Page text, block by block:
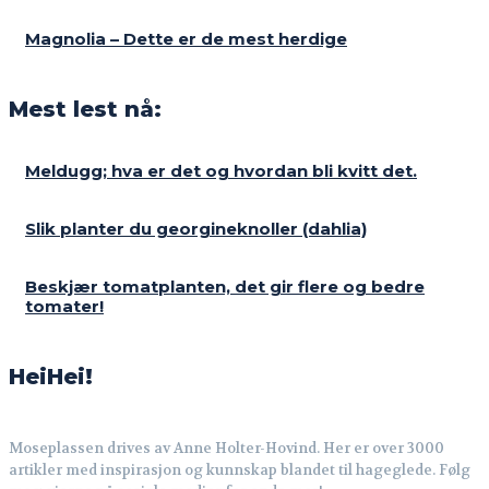
Magnolia – Dette er de mest herdige
Mest lest nå:
Meldugg; hva er det og hvordan bli kvitt det.
Slik planter du georgineknoller (dahlia)
Beskjær tomatplanten, det gir flere og bedre
tomater!
HeiHei!
Moseplassen drives av Anne Holter-Hovind. Her er over 3000
artikler med inspirasjon og kunnskap blandet til hageglede. Følg